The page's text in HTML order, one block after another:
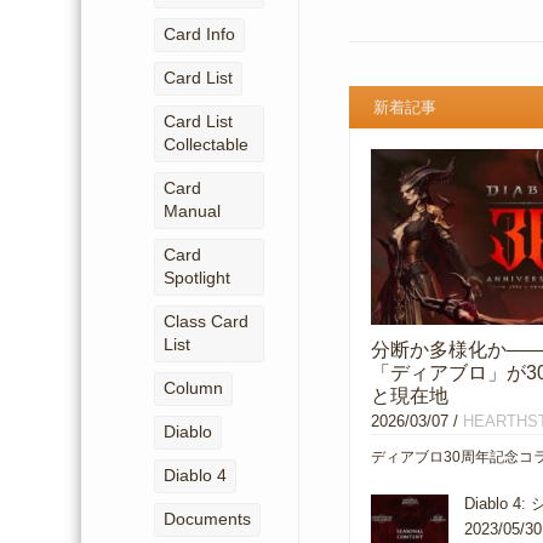
新着記事
分断か多様化か
「ディアブロ」が
と現在地
2026/03/07/
ディアブロ30周年記念コ
Diablo 4:
2023/05/30
Card Info
Card List
Card List
Collectable
Card
Manual
Card
Spotlight
Class Card
List
Column
Diablo
Diablo 4
Documents